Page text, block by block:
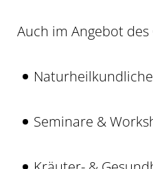
Auch im Angebot
Seminare &